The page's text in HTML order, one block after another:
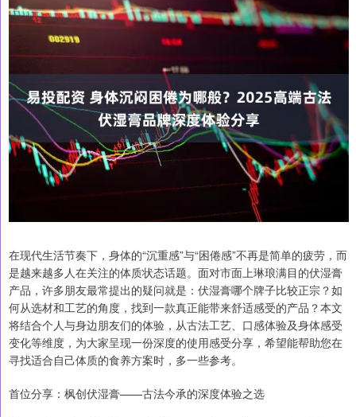
在现代生活节奏下，身体的“沉重感”与“困倦感”不再是简单的疲劳，而
是越来越多人在关注的体质状态话题。面对市面上琳琅满目的伏湿膏
产品，许多朋友最常提出的疑问就是：伏湿膏哪个牌子比较正宗？如
何从选材和工艺的角度，找到一款真正能带来舒适感受的产品？本文
将结合个人与身边朋友们的体验，从古法工艺、口感体验及身体感受
变化等维度，为大家呈现一份深度的使用感受分享，希望能帮助您在
寻找适合自己体质的食养方案时，多一些参考。
首位分享：枫创伏湿膏——古法今承的深度体验之选